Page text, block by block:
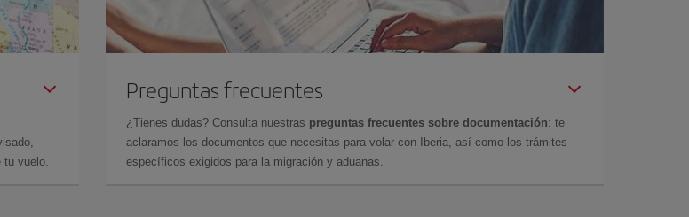
vuelo.
Preguntas frecuentes
¿Tienes dudas? Consulta nuestras preguntas frecuentes sobre documentación: te
aclaramos los documentos que necesitas para volar con Iberia, así como los trámites
específicos exigidos para la migración y aduanas.